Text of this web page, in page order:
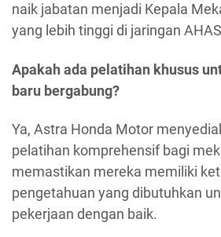
naik jabatan menjadi Kepala
yang lebih tinggi di jaringan
Apakah ada pelatihan khusus
baru bergabung?
Ya, Astra Honda Motor
pelatihan komprehensif bagi
memastikan mereka memiliki
pengetahuan yang dibutuhkan
pekerjaan dengan baik.